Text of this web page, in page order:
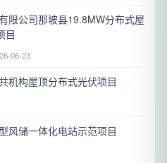
限公司那坡县19.8MW分布式屋
目
06-23
机构屋顶分布式光伏项目
风储一体化电站示范项目